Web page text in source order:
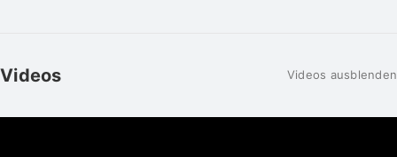
Videos Videos ausblenden